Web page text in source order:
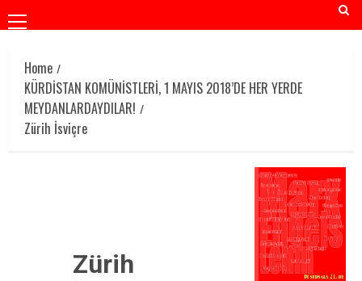
Primary
Menu
Home
KÜRDİSTAN KOMÜNİSTLERİ, 1 MAYIS 2018’DE HER YERDE
MEYDANLARDAYDILAR!
Zürih İsviçre
Zürih